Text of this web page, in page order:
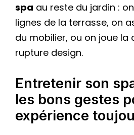
spa au reste du jardin :
lignes de la terrasse, on
du mobilier, ou on joue la
rupture design.
Entretenir son
les bons gestes
expérience